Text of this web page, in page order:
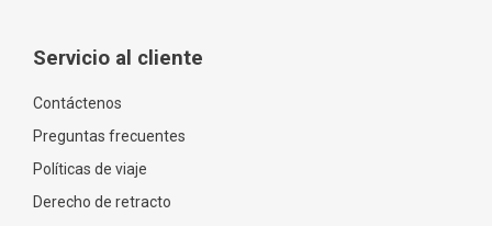
Servicio al cliente
Contáctenos
Preguntas frecuentes
Políticas de viaje
Derecho de retracto